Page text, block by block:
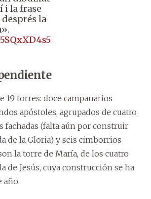
i la frase
la
19 torres: doce campanarios
apóstoles, agrupados de cuatro
fachadas (falta aún por construir
de la Gloria) y seis cimborrios
la torre de María, de los cuatro
de Jesús, cuya construcción se ha
año.